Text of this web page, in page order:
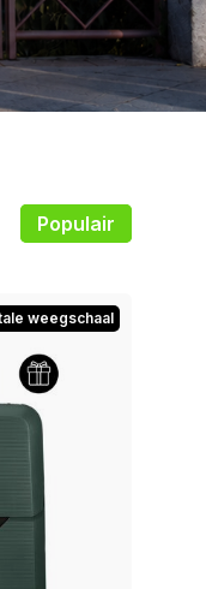
Populair
weegschaal